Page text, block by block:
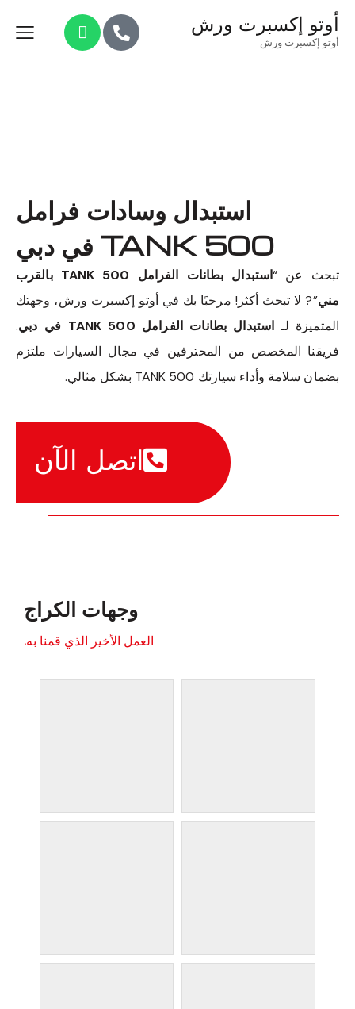
أوتو إكسبرت ورش
أوتو إكسبرت ورش
استبدال وسادات فرامل
TANK 500 في دبي
تبحث عن “
استبدال بطانات الفرامل TANK 500 بالقرب
مني”? لا تبحث أكثر! مرحبًا بك في أوتو إكسبرت ورش، وجهتك
المتميزة لـ استبدال بطانات الفرامل TANK 500 في دبي
.
فريقنا المخصص من المحترفين في مجال السيارات ملتزم
بضمان سلامة وأداء سيارتك TANK 500 بشكل مثالي.
اتصل الآن
وجهات الكراج
العمل الأخير الذي قمنا به.